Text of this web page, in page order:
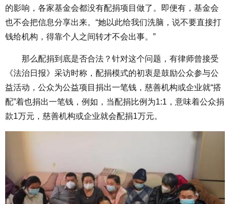
的影响，各家基金会都没有配捐项目做了。即便有，基金会
也不会把信息分享出来。“她以此给我们洗脑，说不要直接打
钱给机构，得靠个人之间转才不会出事。”
那么配捐到底是否合法？针对这个问题，有律师曾接受
《法治日报》采访时称，配捐模式的初衷是鼓励公众参与公
益活动，公众为公益项目捐出一笔钱，慈善机构或企业就“搭
配”着也捐出一笔钱，例如，当配捐比例为1:1，意味着公众捐
款1万元，慈善机构或企业就会配捐1万元。